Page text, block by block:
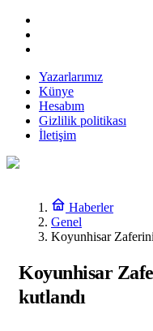
Yazarlarımız
Künye
Hesabım
Gizlilik politikası
İletişim
Haberler
Genel
Koyunhisar
Koyunhisar
kutlandı